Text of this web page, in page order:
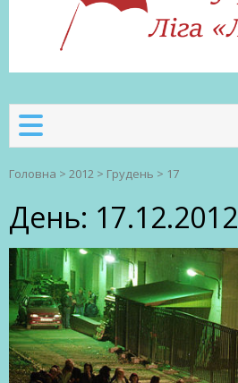
Головна > 2012 > Грудень > 17
День: 17.12.2012